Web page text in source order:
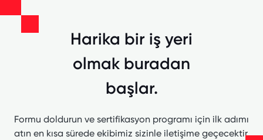
Harika bir iş yeri
olmak buradan
başlar.
Formu doldurun ve sertifikasyon programı için ilk adımı
atın en kısa sürede ekibimiz sizinle iletişime geçecektir.